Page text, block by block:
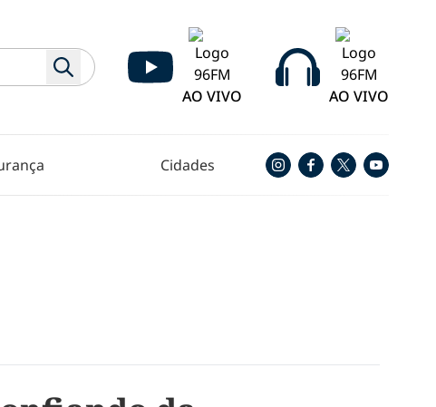
AO VIVO
AO VIVO
Cidades